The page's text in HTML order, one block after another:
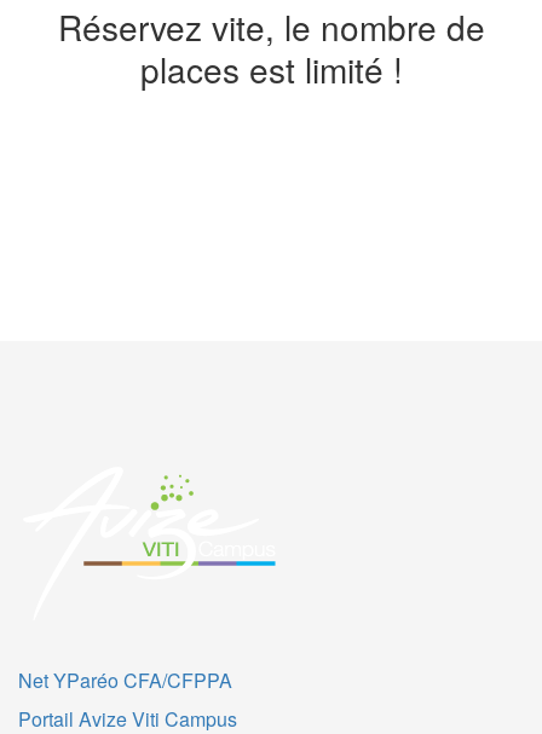
Réservez vite, le nombre de
places est limité !
Net YParéo CFA/CFPPA
Portail Avize Viti Campus